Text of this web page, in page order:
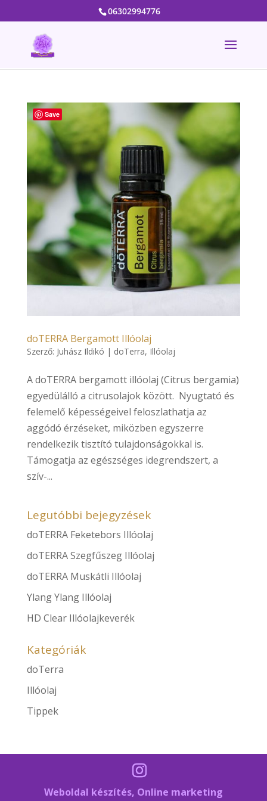
06302994776
doTERRA Bergamott Illóolaj
Szerző: Juhász Ildikó | doTerra, Illóolaj
A doTERRA bergamott illóolaj (Citrus bergamia)
egyedülálló a citrusolajok között. Nyugtató és
felemelő képességeivel feloszlathatja az
aggódó érzéseket, miközben egyszerre
rendelkezik tisztító tulajdonságokkal is.
Támogatja az egészséges idegrendszert, a
szív-...
Legutóbbi bejegyzések
doTERRA Feketebors Illóolaj
doTERRA Szegfűszeg Illóolaj
doTERRA Muskátli Illóolaj
Ylang Ylang Illóolaj
HD Clear Illóolajkeverék
Kategóriák
doTerra
Illóolaj
Tippek
Weboldal készítés, Online marketing
Save